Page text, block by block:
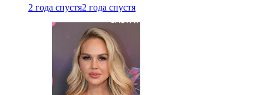
2 года спустя2 года спустя